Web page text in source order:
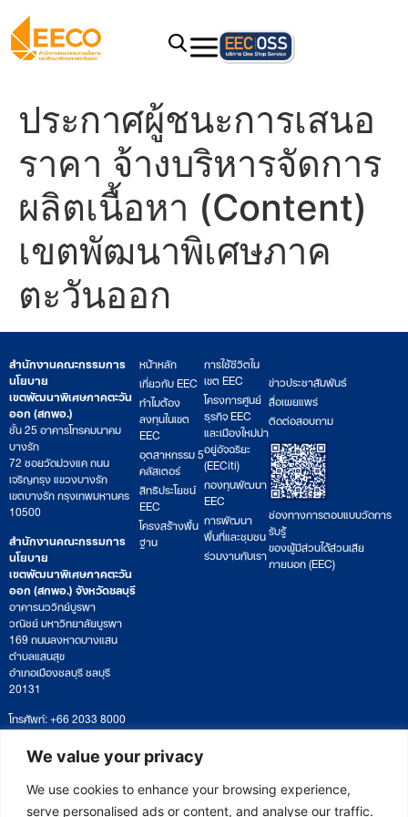
We value your privacy
We use cookies to enhance your browsing experience,
serve personalised ads or content, and analyse our traffic.
ประกาศผู้ชนะการเสนอ
ราคา จ้างบริหารจัดการ
ผลิตเนื้อหา (Content)
เขตพัฒนาพิเศษภาค
ตะวันออก
สำนักงานคณะกรรมการ
นโยบาย
เขตพัฒนาพิเศษภาคตะวัน
ออก (สกพอ.)
ชั้น 25 อาคารโทรคมนาคม
บางรัก
72 ซอยวัดม่วงแค ถนน
เจริญกรุง แขวงบางรัก
เขตบางรัก กรุงเทพมหานคร
10500
สำนักงานคณะกรรมการ
นโยบาย
เขตพัฒนาพิเศษภาคตะวัน
ออก (สกพอ.) จังหวัดชลบุรี
อาคารนววิทย์บูรพา
วณิชย์ มหาวิทยาลัยบูรพา
169 ถนนลงหาดบางแสน
ตำบลแสนสุข
อำเภอเมืองชลบุรี ชลบุรี
20131
โทรศัพท์: +66 2033 8000
เวลาทำการ: จันทร์ – ศุกร์
09:00 – 17:00 น.
ติดตามหนังสือหรือยื่นเอกสาร
saraban@eeco.or.th
หน้าหลัก
เกี่ยวกับ EEC
ทำไมต้อง
ลงทุนในเขต
EEC
อุตสาหกรรม 5
คลัสเตอร์
สิทธิประโยชน์
EEC
โครงสร้างพื้น
ฐาน
การใช้ชีวิตใน
เขต EEC
โครงการศูนย์
ธุรกิจ EEC
และเมืองใหม่น่า
อยู่อัจฉริยะ
(EECiti)
กองทุนพัฒนา
EEC
การพัฒนา
พื้นที่และชุมชน
ร่วมงานกับเรา
ข่าวประชาสัมพันธ์
สื่อเผยแพร่
ติดต่อสอบถาม
ช่องทางการตอบแบบวัดการ
รับรู้
ของผู้มีส่วนได้ส่วนเสีย
ภายนอก (EEC)